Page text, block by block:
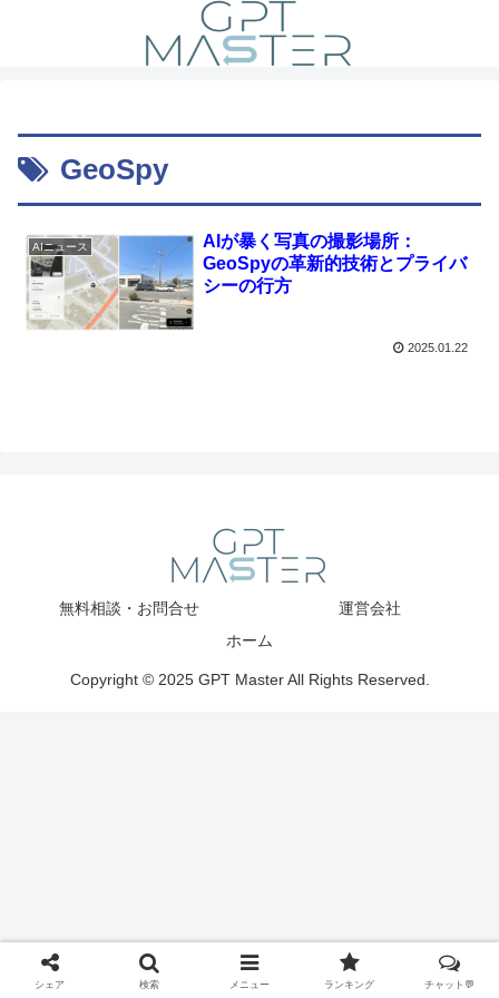
GeoSpy
AIニュース
AIが暴く写真の撮影場所：
GeoSpyの革新的技術とプライバ
シーの行方
2025.01.22
無料相談・お問合せ
運営会社
ホーム
Copyright © 2025 GPT Master All Rights Reserved.
シェア 検索 メニュー ランキング チャット💬